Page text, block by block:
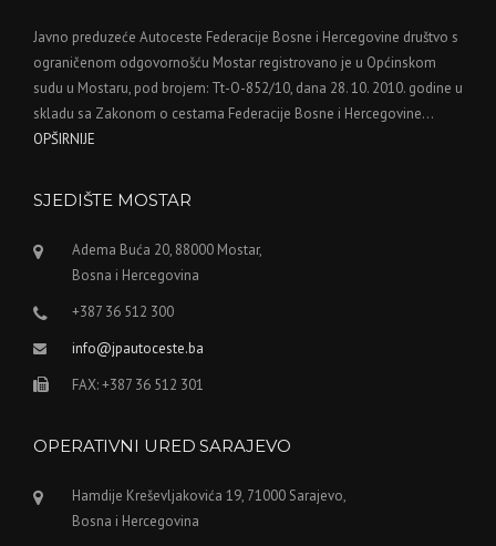
Javno preduzeće Autoceste Federacije Bosne i Hercegovine društvo s
ograničenom odgovornošću Mostar registrovano je u Općinskom
sudu u Mostaru, pod brojem: Tt-O-852/10, dana 28. 10. 2010. godine u
skladu sa Zakonom o cestama Federacije Bosne i Hercegovine…
OPŠIRNIJE
SJEDIŠTE MOSTAR
Adema Buća 20, 88000 Mostar,
Bosna i Hercegovina
+387 36 512 300
info@jpautoceste.ba
FAX: +387 36 512 301
OPERATIVNI URED SARAJEVO
Hamdije Kreševljakovića 19, 71000 Sarajevo,
Bosna i Hercegovina